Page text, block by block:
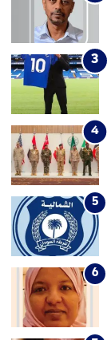
ا
ل
ي